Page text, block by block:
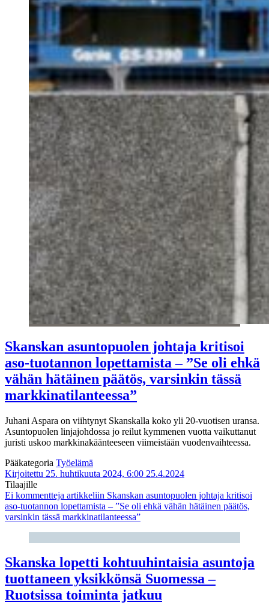
Skanskan asuntopuolen johtaja kritisoi
aso-tuotannon lopettamista – ”Se oli ehkä
vähän hätäinen päätös, varsinkin tässä
markkinatilanteessa”
Juhani Aspara on viihtynyt Skanskalla koko yli 20-vuotisen uransa.
Asuntopuolen linjajohdossa jo reilut kymmenen vuotta vaikuttanut
juristi uskoo markkinakäänteeseen viimeistään vuodenvaihteessa.
Pääkategoria Työelämä
Kirjoitettu 25. huhtikuuta 2024, 6:00 25.4.2024
Tilaajille
Ei kommentteja artikkeliin Skanskan asuntopuolen johtaja kritisoi
aso-tuotannon lopettamista – ”Se oli ehkä vähän hätäinen päätös,
varsinkin tässä markkinatilanteessa”
Skanska lopetti kohtuuhintaisia asuntoja
tuottaneen yksikkönsä Suomessa –
Ruotsissa toiminta jatkuu